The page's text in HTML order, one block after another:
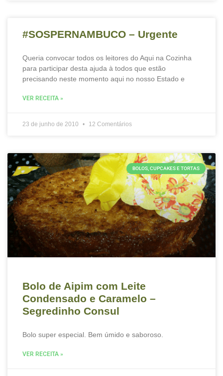
#SOSPERNAMBUCO – Urgente
Queria convocar todos os leitores do Aqui na Cozinha
para participar desta ajuda à todos que estão
precisando neste momento aqui no nosso Estado e
VER RECEITA »
23 de junho de 2010 12 Comentários
BOLOS, CUPCAKES E TORTAS
Bolo de Aipim com Leite
Condensado e Caramelo –
Segredinho Consul
Bolo super especial. Bem úmido e saboroso.
VER RECEITA »